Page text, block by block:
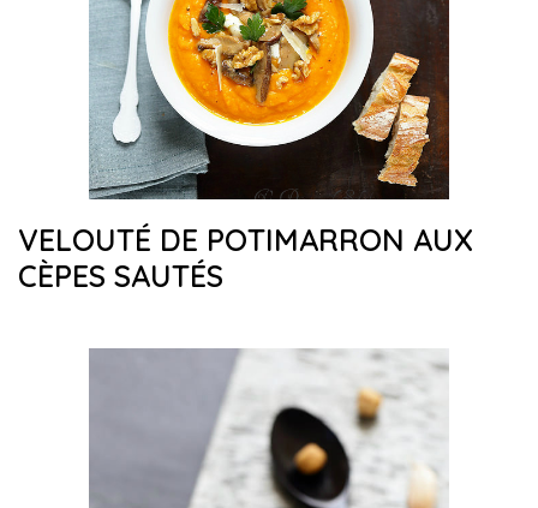
VELOUTÉ DE POTIMARRON AUX
CÈPES SAUTÉS